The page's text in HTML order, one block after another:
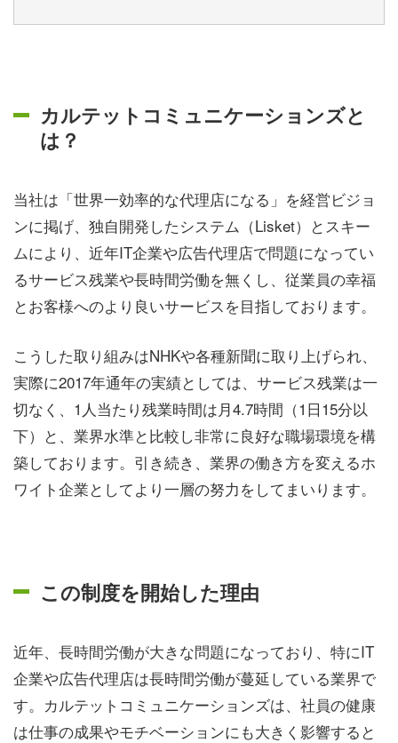
カルテットコミュニケーションズと
は？
当社は「世界一効率的な代理店になる」を経営ビジョ
ンに掲げ、独自開発したシステム（Lisket）とスキー
ムにより、近年IT企業や広告代理店で問題になってい
るサービス残業や長時間労働を無くし、従業員の幸福
とお客様へのより良いサービスを目指しております。
こうした取り組みはNHKや各種新聞に取り上げられ、
実際に2017年通年の実績としては、サービス残業は一
切なく、1人当たり残業時間は月4.7時間（1日15分以
下） と 、業界水準と比較し非常に良好な職場環境を構
築しております。引き続き、業界の働き方を変えるホ
ワイト企業としてより一層の努力をしてまいります。
この制度を開始した理由
近年、長時間労働が大きな問題になっており、特にIT
企業や広告代理店は長時間労働が蔓延している業界で
す。カルテットコミュニケーションズは、社員の健康
は仕事の成果やモチベーションにも大きく影響すると